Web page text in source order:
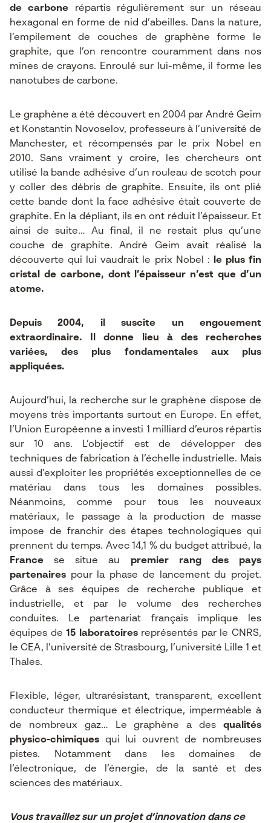
de carbone répartis régulièrement sur un réseau
hexagonal en forme de nid d’abeilles. Dans la nature,
l’empilement de couches de graphène forme le
graphite, que l’on rencontre couramment dans nos
mines de crayons. Enroulé sur lui-même, il forme les
nanotubes de carbone.
Le graphène a été découvert en 2004 par André Geim
et Konstantin Novoselov, professeurs à l’université de
Manchester, et récompensés par le prix Nobel en
2010. Sans vraiment y croire, les chercheurs ont
utilisé la bande adhésive d’un rouleau de scotch pour
y coller des débris de graphite. Ensuite, ils ont plié
cette bande dont la face adhésive était couverte de
graphite. En la dépliant, ils en ont réduit l’épaisseur. Et
ainsi de suite… Au final, il ne restait plus qu’une
couche de graphite. André Geim avait réalisé la
découverte qui lui vaudrait le prix Nobel :
le plus fin
cristal de carbone, dont l’épaisseur n’est que d’un
atome.
Depuis 2004, il suscite un engouement
extraordinaire. Il donne lieu à des recherches
variées, des plus fondamentales aux plus
appliquées.
Aujourd’hui, la recherche sur le graphène dispose de
moyens très importants surtout en Europe. En effet,
l’Union Européenne a investi 1 milliard d’euros répartis
sur 10 ans. L’objectif est de développer des
techniques de fabrication à l’échelle industrielle. Mais
aussi d’exploiter les propriétés exceptionnelles de ce
matériau dans tous les domaines possibles.
Néanmoins, comme pour tous les nouveaux
matériaux, le passage à la production de masse
impose de franchir des étapes technologiques qui
prennent du temps. Avec 14,1 % du budget attribué, la
France se situe au premier rang des pays
partenaires pour la phase de lancement du projet.
Grâce à ses équipes de recherche publique et
industrielle, et par le volume des recherches
conduites. Le partenariat français implique les
équipes de15 laboratoiresreprésentés par le CNRS,
le CEA, l’université de Strasbourg, l’université Lille 1 et
Thales.
Flexible, léger, ultrarésistant, transparent, excellent
conducteur thermique et électrique, imperméable à
de nombreux gaz… Le graphène a des qualités
physico-chimiques qui lui ouvrent de nombreuses
pistes. Notamment dans les domaines de
l’électronique, de l’énergie, de la santé et des
sciences des matériaux.
Vous travaillez sur un projet d’innovation dans ce